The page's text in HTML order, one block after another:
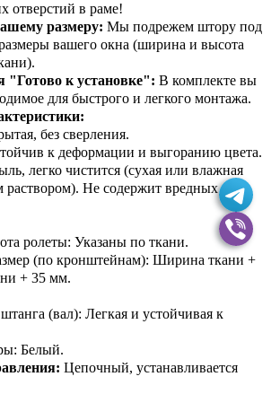
отверстий в раме!
размеру: Мы подрежем штору под
вашего окна (ширина и высота
"Готово к установке": В комплекте вы
для быстрого и легкого монтажа.
без сверления.
к деформации и выгоранию цвета.
легко чистится (сухая или влажная
раствором). Не содержит вредных
ролеты: Указаны по ткани.
(по кронштейнам): Ширина ткани +
+ 35 мм.
(вал): Легкая и устойчивая к
Белый.
Цепочный, устанавливается